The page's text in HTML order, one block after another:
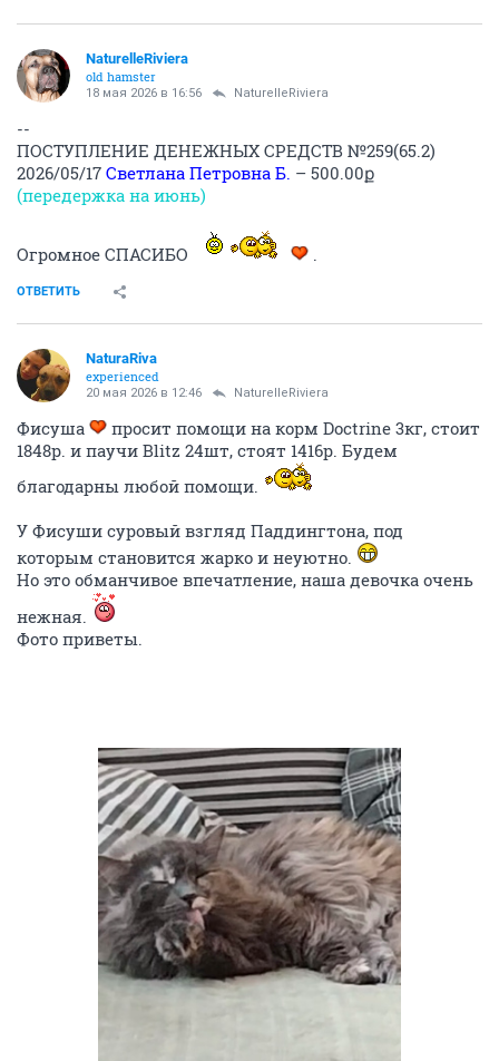
NaturelleRiviera
old hamster
18 мая 2026 в 16:56 NaturelleRiviera
--
ПОСТУПЛЕНИЕ ДЕНЕЖНЫХ СРЕДСТВ №259(65.2)
2026/05/17 Светлана Петровна Б. – 500.00ք
(передержка на июнь)
Огромное СПАСИБО .
ОТВЕТИТЬ
NaturaRiva
experienced
20 мая 2026 в 12:46 NaturelleRiviera
Фисуша
просит помощи на корм Doctrine 3кг, стоит
1848р. и паучи Blitz 24шт, стоят 1416р. Будем
благодарны любой помощи.
У Фисуши суровый взгляд Паддингтона, под
которым становится жарко и неуютно.
Но это обманчивое впечатление, наша девочка очень
нежная.
Фото приветы.